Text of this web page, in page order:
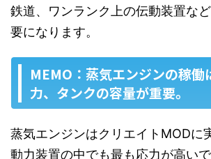
鉄道、ワンランク上の伝動装置な
要になります。
MEMO：蒸気エンジンの稼働
力、タンクの容量が重要。
蒸気エンジンはクリエイトMODに
動力装置の中でも最も応力が高いで